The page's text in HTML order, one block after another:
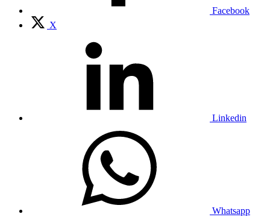
Facebook
X
Linkedin
Whatsapp